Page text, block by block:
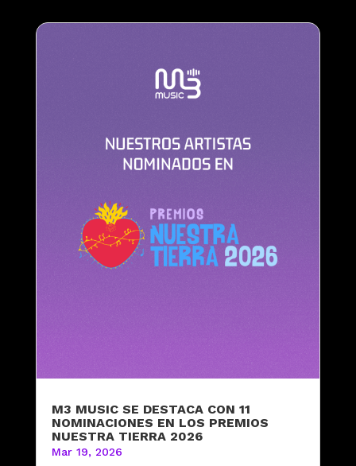
M3 MUSIC SE DESTACA CON 11
NOMINACIONES EN LOS PREMIOS
NUESTRA TIERRA 2026
Mar 19, 2026